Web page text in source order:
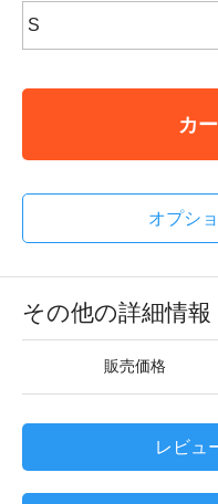
カ
オプシ
その他の詳細情報
販売価格
レビュ